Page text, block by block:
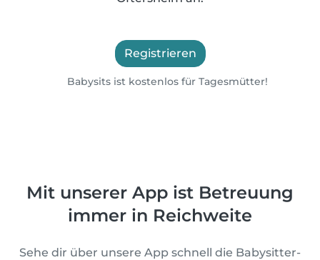
Registrieren
Babysits ist kostenlos für Tagesmütter!
Mit unserer App ist Betreuung
immer in Reichweite
Sehe dir über unsere App schnell die Babysitter-